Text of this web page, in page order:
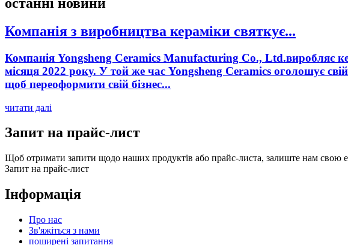
Компанія з виробництва кераміки святкує...
Компанія Yongsheng Ceramics Manufacturing Co., Ltd.виробляє
місяця 2022 року. У той же час Yongsheng Ceramics оголошує
щоб переоформити свій бізнес...
читати далі
Запит на прайс-лист
Щоб отримати запити щодо наших продуктів або прайс-листа, залиште нам свою
Запит на прайс-лист
Інформація
Про нас
Зв'яжіться з нами
поширені запитання